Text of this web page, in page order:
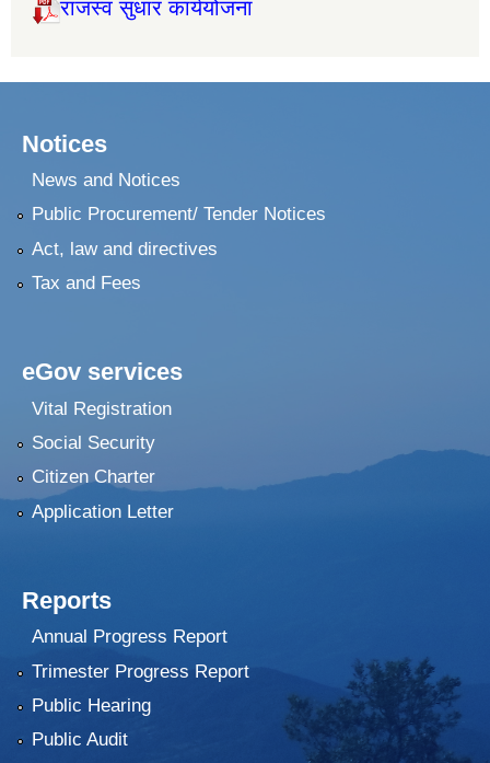
राजस्व सुधार कार्ययोजना
Notices
News and Notices
Public Procurement/ Tender Notices
Act, law and directives
Tax and Fees
eGov services
Vital Registration
Social Security
Citizen Charter
Application Letter
Reports
Annual Progress Report
Trimester Progress Report
Public Hearing
Public Audit